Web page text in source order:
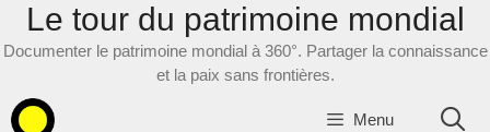
AllerLe tour du patrimoine mondial
Documenter le patrimoine mondial à 360°. Partager la connaissance
et la paix sans frontières.
Menu